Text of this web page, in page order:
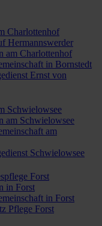
Charlottenhof
Hermannswerder
am Charlottenhof
in Bornstedt
Ernst von
Schwielowsee
am Schwielowsee
am
Schwielowsee
Forst
in Forst
in Forst
Pflege Forst